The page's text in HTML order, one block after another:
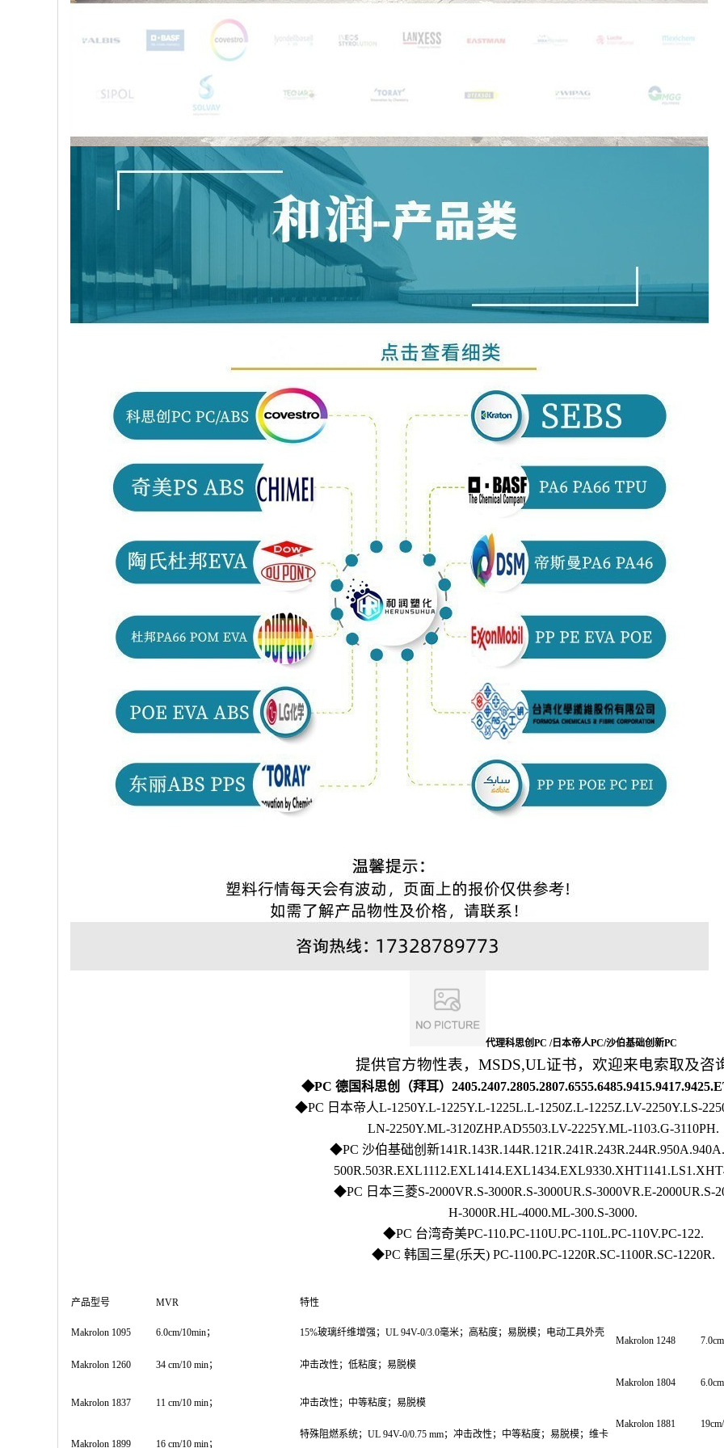
代理科思创PC /日本帝人PC/沙伯基础创新PC
提供官方物性表，MSDS,UL证书， 欢迎来电索取及咨
◆PC 德国科思创（拜耳）
◆PC 日本帝人L-1250Y.L-1225Y.L-1225L.L-1250Z.L-1225Z.LV-2250Y.LS-
LN-2250Y.ML-3120ZHP.AD5503.LV-2225Y.ML-1103.G-3110PH.
◆PC 沙伯基础创新
◆PC 日本三菱S-2000VR.S-3000R.S-3000UR.S-3000VR.E-2000UR.S-
H-3000R.HL-4000.ML-300.S-3000.
◆PC 台湾奇美PC-110.PC-110U.PC-110L.PC-110V.PC-122.
◆PC 韩国三星(乐天) PC-1100.PC-1220R.SC-1100R.SC-1220R.
产品型号 MVR 特性
Makrolon 1095 6.0cm/10min； 15%玻璃纤维增强；UL 94V-0/3.0毫米；高粘度；易脱模；电动工具外壳
Makrolon 1248
Makrolon 1260 34 cm/10 min；
冲击改性；低粘度；易脱模
Makrolon 1804
Makrolon 1837
11 cm/10 min；
冲击改性；中等粘度；易脱模
Makrolon 1881
Makrolon 1899
16 cm/10 min；
特殊阻燃系统；UL 94V-0/0.75 mm；冲击改性；中等粘度；易脱模；维卡